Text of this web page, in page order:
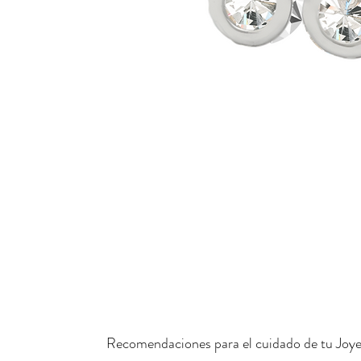
Recomendaciones para el cuidado de tu